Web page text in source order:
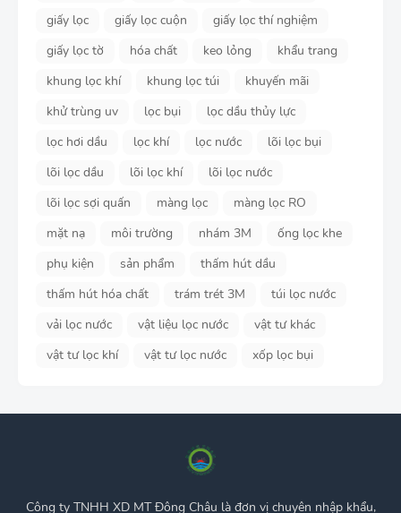
giấy lọc
giấy lọc cuộn
giấy lọc thí nghiệm
giấy lọc tờ
hóa chất keo lỏng
khẩu trang
khung lọc khí
khung lọc túi
khuyến mãi
khử trùng uv
lọc bụi
lọc dầu thủy lực
lọc hơi dầu
lọc khí lọc nước
lõi lọc bụi
lõi lọc dầu
lõi lọc khí
lõi lọc nước
lõi lọc sợi quấn
màng lọc
màng lọc RO
mặt nạ
môi trường nhám 3M
ống lọc khe
phụ kiện
sản phẩm
thấm hút dầu
thấm hút hóa chất
trám trét 3M
túi lọc nước
vải lọc nước
vật liệu lọc nước
vật tư khác
vật tư lọc khí
vật tư lọc nước xốp lọc bụi
Công ty TNHH XD MT Đông Châu là đơn vị chuyên nhập khẩu,